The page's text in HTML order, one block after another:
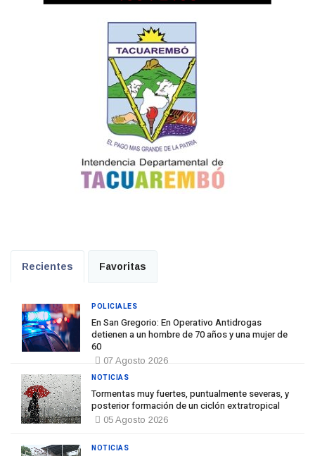
Recientes Favoritas
En San Gregorio: En Operativo Antidrogas
detienen a un hombre de 70 años y una mujer de
60
07 Agosto 2026
POLICIALES
Tormentas muy fuertes, puntualmente severas, y
posterior formación de un ciclón extratropical
05 Agosto 2026
NOTICIAS
NOTICIAS